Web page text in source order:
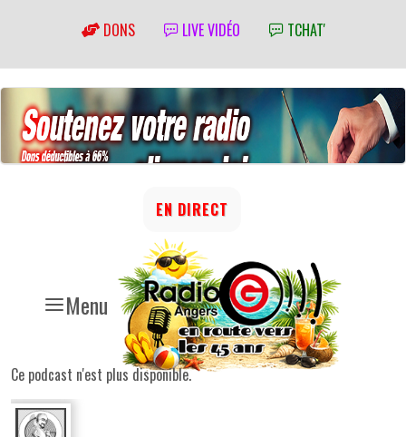
DONS LIVE VIDÉO TCHAT'
Menu
EN DIRECT
Ce podcast n'est plus disponible.